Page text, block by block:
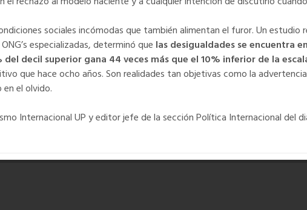
sociales incómodas que también alimentan el furor. Un estudio
especializadas, determinó que las desigualdades se encuentra
del decil superior gana 44 veces más que el 10% inferior de la
que hace ocho años. Son realidades tan objetivas como la
el olvido.
Internacional UP y editor jefe de la sección Política Internacional del